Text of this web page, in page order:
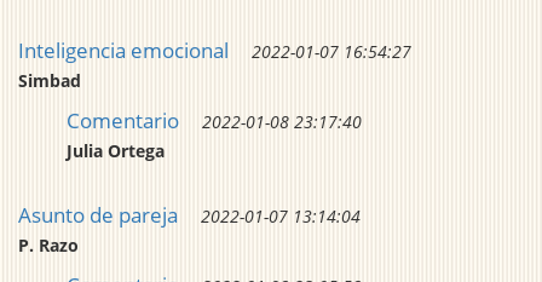
Inteligencia emocional
2022-01-07 16:54:27
Simbad
Comentario
2022-01-08 23:17:40
Julia Ortega
Asunto de pareja
2022-01-07 13:14:04
P. Razo